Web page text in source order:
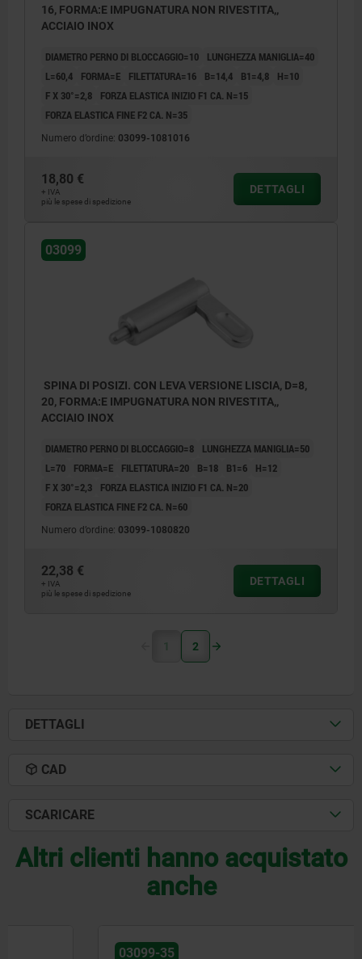
16, FORMA:E IMPUGNATURA NON RIVESTITA,,
ACCIAIO INOX
DIAMETRO PERNO DI BLOCCAGGIO=10
LUNGHEZZA MANIGLIA=40
L=60,4
FORMA=E FILETTATURA=16 B=14,4 B1=4,8
H=10
F X 30°=2,8
FORZA ELASTICA INIZIO F1 CA. N=15
FORZA ELASTICA FINE F2 CA. N=35
Numero d’ordine: 03099-1081016
18,80 €
+ IVA
più le spese di spedizione
DETTAGLI
03099
SPINA DI POSIZI. CON LEVA VERSIONE LISCIA, D=8,
20, FORMA:E IMPUGNATURA NON RIVESTITA,,
ACCIAIO INOX
DIAMETRO PERNO DI BLOCCAGGIO=8
LUNGHEZZA MANIGLIA=50
L=70
FORMA=E FILETTATURA=20 B=18 B1=6
H=12
F X 30°=2,3
FORZA ELASTICA INIZIO F1 CA. N=20
FORZA ELASTICA FINE F2 CA. N=60
Numero d’ordine: 03099-1080820
22,38 €
+ IVA
più le spese di spedizione
DETTAGLI
1 2
DETTAGLI
CAD
SCARICARE
Altri clienti hanno acquistato
anche